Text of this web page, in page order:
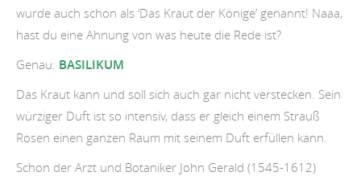
wurde auch schon als ‘Das Kraut der Könige’ genannt! Naaa,
hast du eine Ahnung von was heute die Rede ist?
Genau: BASILIKUM
Das Kraut kann und soll sich auch gar nicht verstecken. Sein
würziger Duft ist so intensiv, dass er gleich einem Strauß
Rosen einen ganzen Raum mit seinem Duft erfüllen kann.
Schon der Arzt und Botaniker John Gerald (1545-1612)